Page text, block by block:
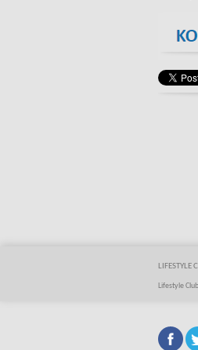
LIFESTYLE
Lifestyle